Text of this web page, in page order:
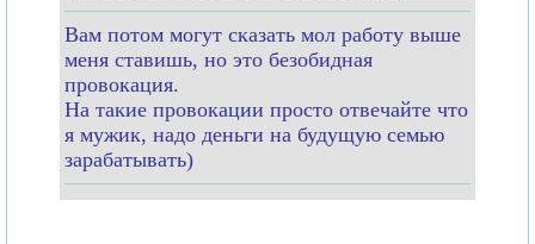
Вам потом могут сказать мол работу выше
меня ставишь, но это безобидная
провокация.
На такие провокации просто отвечайте что
я мужик, надо деньги на будущую семью
зарабатывать)